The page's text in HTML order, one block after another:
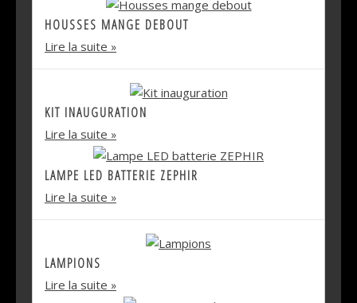
HOUSSES MANGE DEBOUT
Lire la suite
KIT INAUGURATION
Lire la suite
LAMPE LED BATTERIE ZEPHIR
Lire la suite
LAMPIONS
Lire la suite